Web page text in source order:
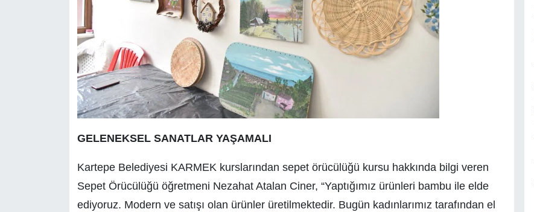
GELENEKSEL SANATLAR YAŞAMALI
Kartepe Belediyesi KARMEK kurslarından sepet örücülüğü kursu hakkında bilgi veren
Sepet Örücülüğü öğretmeni Nezahat Atalan Ciner, “Yaptığımız ürünleri bambu ile elde
ediyoruz. Modern ve satışı olan ürünler üretilmektedir. Bugün kadınlarımız tarafından el